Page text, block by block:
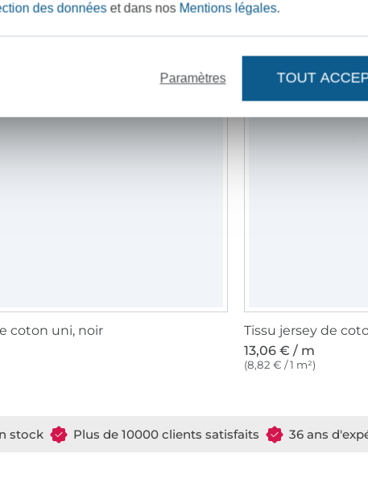
coton uni, noir
Tissu jersey de
13,06 € / m
(8,82 € / 1 m²)
stock Plus de 10000 clients satisfaits 36 ans
des donnéeset dans nos Mentions légales.
Paramètres TOUT